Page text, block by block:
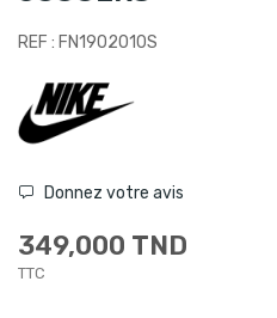
REF : FN1902010S
Donnez votre avis
349,000 TND
TTC